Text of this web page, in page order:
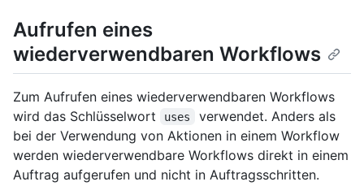
Aufrufen eines
wiederverwendbaren Workflows
Zum Aufrufen eines wiederverwendbaren Workflows
wird das Schlüsselwort
uses
verwendet. Anders als
bei der Verwendung von Aktionen in einem Workflow
werden wiederverwendbare Workflows direkt in einem
Auftrag aufgerufen und nicht in Auftragsschritten.